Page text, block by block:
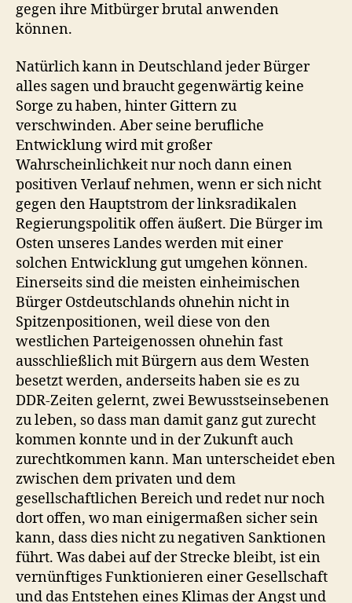
gegen ihre Mitbürger brutal anwenden
können.
Natürlich kann in Deutschland jeder Bürger
alles sagen und braucht gegenwärtig keine
Sorge zu haben, hinter Gittern zu
verschwinden. Aber seine berufliche
Entwicklung wird mit großer
Wahrscheinlichkeit nur noch dann einen
positiven Verlauf nehmen, wenn er sich nicht
gegen den Hauptstrom der linksradikalen
Regierungspolitik offen äußert. Die Bürger im
Osten unseres Landes werden mit einer
solchen Entwicklung gut umgehen können.
Einerseits sind die meisten einheimischen
Bürger Ostdeutschlands ohnehin nicht in
Spitzenpositionen, weil diese von den
westlichen Parteigenossen ohnehin fast
ausschließlich mit Bürgern aus dem Westen
besetzt werden, anderseits haben sie es zu
DDR-Zeiten gelernt, zwei Bewusstseinsebenen
zu leben, so dass man damit ganz gut zurecht
kommen konnte und in der Zukunft auch
zurechtkommen kann. Man unterscheidet eben
zwischen dem privaten und dem
gesellschaftlichen Bereich und redet nur noch
dort offen, wo man einigermaßen sicher sein
kann, dass dies nicht zu negativen Sanktionen
führt. Was dabei auf der Strecke bleibt, ist ein
vernünftiges Funktionieren einer Gesellschaft
und das Entstehen eines Klimas der Angst und